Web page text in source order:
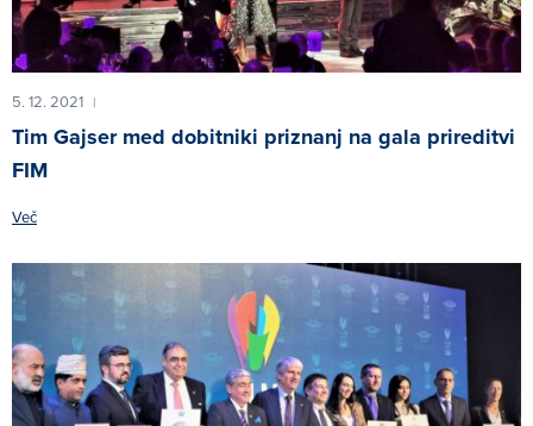
5. 12. 2021 |
Tim Gajser med dobitniki priznanj na gala prireditvi
FIM
Več